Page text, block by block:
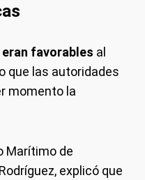
favorables al
que las autoridades
momento la
Marítimo de
explicó que